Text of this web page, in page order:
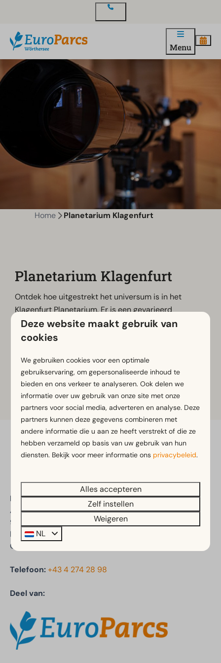
Menu
Home Planetarium Klagenfurt
Planetarium Klagenfurt
Ontdek hoe uitgestrekt het universum is in het
Klagenfurt Planetarium. Er is een gevarieerd
programma en er worden regelmatig shows
gehouden. Het planetarium is leuk voor kinderen,
openingstijden is te vinden op de website.
Meer informatie
Veilig betalen
EuroParcs Wörthersee
Auenstraße 47a
9535 Schiefling am See
Kärnten
Oostenrijk
Telefoon:+43 4 274 28 98
Deel van:
Deze website maakt gebruik van
cookies
We gebruiken cookies voor een optimale
gebruikservaring, om gepersonaliseerde inhoud te
bieden en ons verkeer te analyseren. Ook delen we
informatie over uw gebruik van onze site met onze
partners voor social media, adverteren en analyse. Deze
partners kunnen deze gegevens combineren met
andere informatie die u aan ze heeft verstrekt of die ze
hebben verzameld op basis van uw gebruik van hun
diensten. Bekijk voor meer informatie ons privacybeleid.
Alles accepteren
Zelf instellen
Weigeren
NL